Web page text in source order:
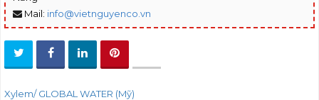
Mail: info@vietnguyenco.vn
Xylem/ GLOBAL WATER (Mỹ)